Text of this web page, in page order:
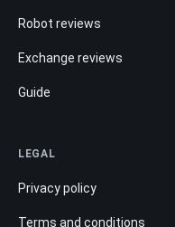
Robot reviews
Exchange reviews
Guide
LEGAL
Privacy policy
Terms and conditions